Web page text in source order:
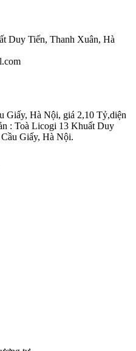
Duy Tiến, Thanh Xuân, Hà
Giấy, Hà Nội, giá 2,10 Tỷ,diện
: Toà Licogi 13 Khuất Duy
Giấy, Hà Nội.